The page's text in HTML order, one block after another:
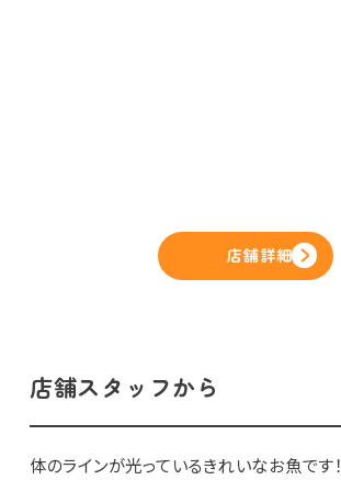
店舗詳細
店舗スタッフから
体のラインが光っているきれいなお魚です！